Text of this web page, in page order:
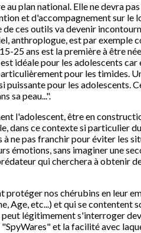
plan national. Elle ne devra
et d'accompagnement sur le
ces outils va devenir
anthroplogue, est par exemple
25 ans est la première à être
idéale pour les adolescents
pour les timides.
puissante pour les adolescents.
sa peau...".
l'adolescent, être en
dans ce contexte si particulier
ne pas franchir pour éviter les
émotions, sans imaginer une
qui cherchera à obtenir
nos chérubins en leur
Age, etc...) et qui se
légitimement s'interroger
et la facilité avec